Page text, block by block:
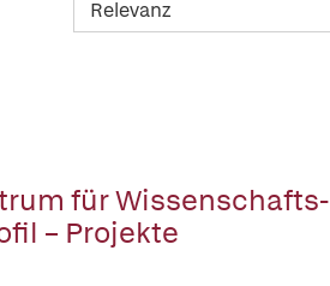
für Wissenschafts-
– Projekte